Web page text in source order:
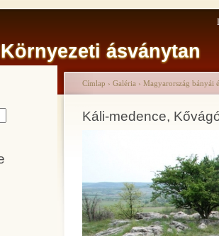
Környezeti ásványtan
Címlap › Galéria › Magyarország bányái
Káli-medence,